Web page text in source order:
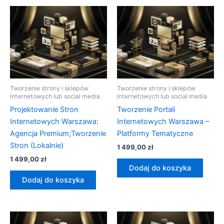
Tworzenie strony i sklepów
internetowych lub social media
Projektowanie Stron
Internetowych Warszawa:
Agencja Premium;Tworzenie
Stron (Lokalnie)
1 499,00zł
Dodaj do koszyka
Tworzenie strony i sklepów
internetowych lub social media
Tworzenie Portali
Internetowych Warszawa –
Platformy Tematyczne
1 499,00zł
Dodaj do koszyka